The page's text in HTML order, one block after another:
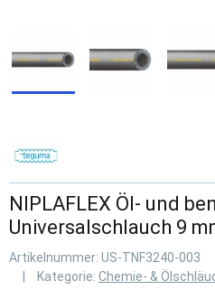
NIPLAFLEX Öl- und
Universalschlauch 9
Artikelnummer: US-TNF3240-003
Kategorie: Chemie- &